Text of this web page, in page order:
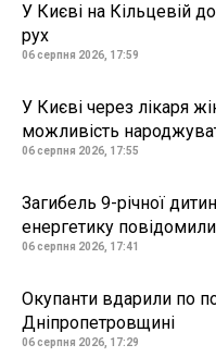
У Києві на Кільцевій
рух
06 серпня 2026, 17:59
У Києві через лікаря
можливість
06 серпня 2026, 17:55
Загибель 9-річної
енергетику
06 серпня 2026, 17:41
Окупанти вдарили по
Дніпропетровщині
06 серпня 2026, 17:29